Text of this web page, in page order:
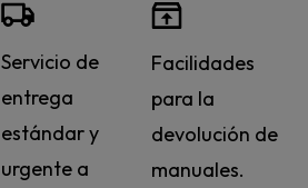
Servicio de
entrega
estándar y
urgente a
Facilidades
para la
devolución de
manuales.